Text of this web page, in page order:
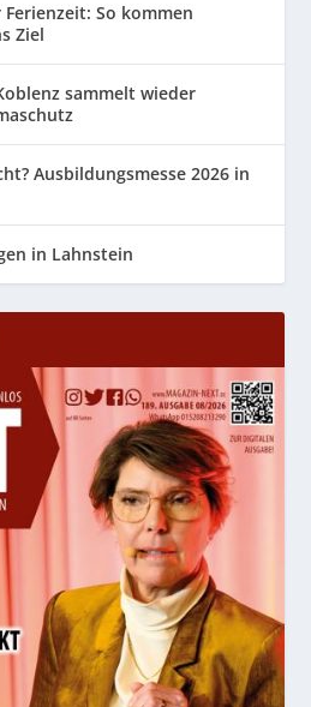
So kommen
Ziel
sammelt wieder
Ausbildungsmesse 2026 in
in Lahnstein